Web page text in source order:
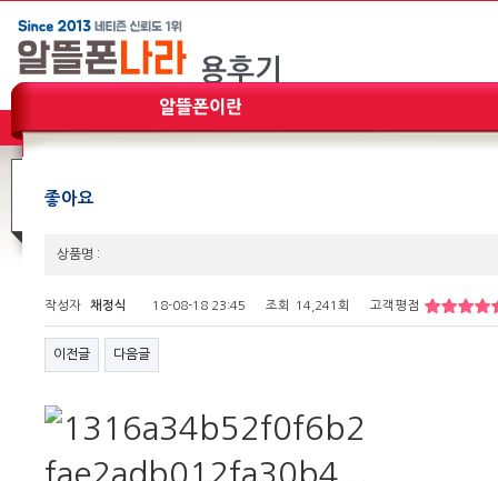
좋아요
상품명 :
작성자 채정식 18-08-18 23:45 조회 14,241회 고객평점
이전글 다음글